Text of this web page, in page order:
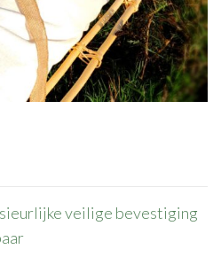
veilige bevestiging